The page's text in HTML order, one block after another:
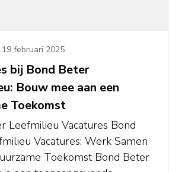
19 februari 2025
bij Bond Beter
Bouw mee aan een
Toekomst
Leefmilieu Vacatures Bond
Vacatures: Werk Samen
Toekomst Bond Beter